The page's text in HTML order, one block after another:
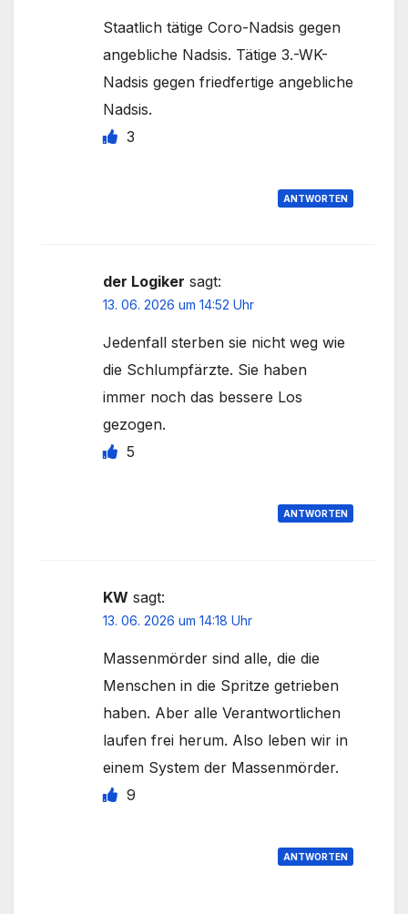
Staatlich tätige Coro-Nadsis gegen
angebliche Nadsis. Tätige 3.-WK-
Nadsis gegen friedfertige angebliche
Nadsis.
3
ANTWORTEN
der Logiker sagt:
13. 06. 2026 um 14:52 Uhr
Jedenfall sterben sie nicht weg wie
die Schlumpfärzte. Sie haben
immer noch das bessere Los
gezogen.
5
ANTWORTEN
KW sagt:
13. 06. 2026 um 14:18 Uhr
Massenmörder sind alle, die die
Menschen in die Spritze getrieben
haben. Aber alle Verantwortlichen
laufen frei herum. Also leben wir in
einem System der Massenmörder.
9
ANTWORTEN